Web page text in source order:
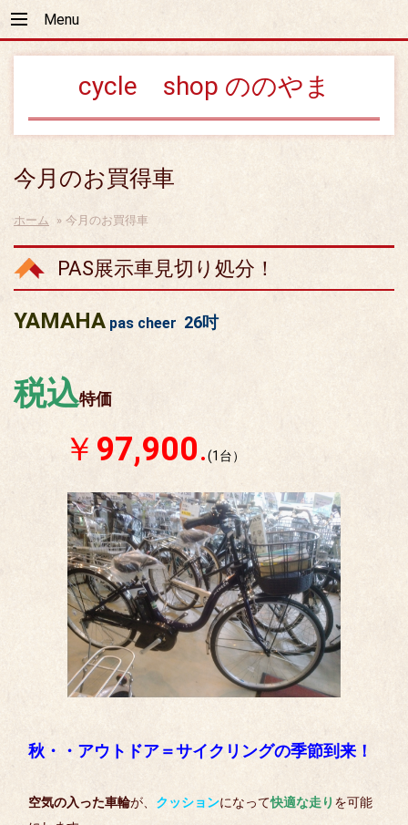
Menu
cycle shop ののやま
今月のお買得車
ホーム » 今月のお買得車
PAS展示車見切り処分！
YAMAHA pas cheer 26吋
税込特価
￥ 97,900.(1台）
秋・・アウトドア＝サイクリングの季節到来！
空気の入った車輪が、 クッションになって快適な走り を可能